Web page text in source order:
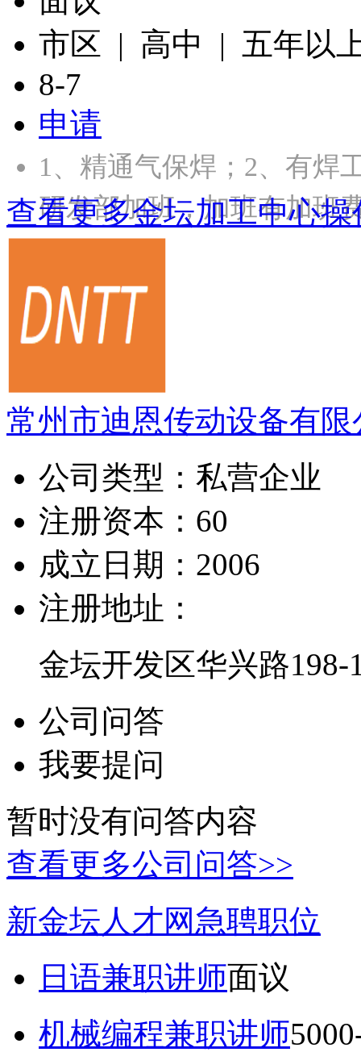
市区 | 高中 | 五年以
8-7
申请
1、精通气保焊；2、有焊
研发部加班，加班有加
查看更多金坛加工中心
常州市迪恩传动设备有限
公司类型： 私营企业
注册资本： 60
成立日期： 2006
注册地址：
金坛开发区华兴路198-
公司问答
我要提问
暂时没有问答内容
查看更多公司问答>>
新金坛人才网急聘职位
日语兼职讲师面议
机械编程兼职讲师